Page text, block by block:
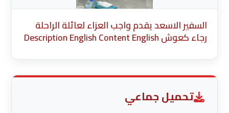
السفير الاسعد يقدم واجب العزاء لعائلة الراحلة
رجاء كعوش Description English Content English
media after this Add Media Done
تحميل جماعي